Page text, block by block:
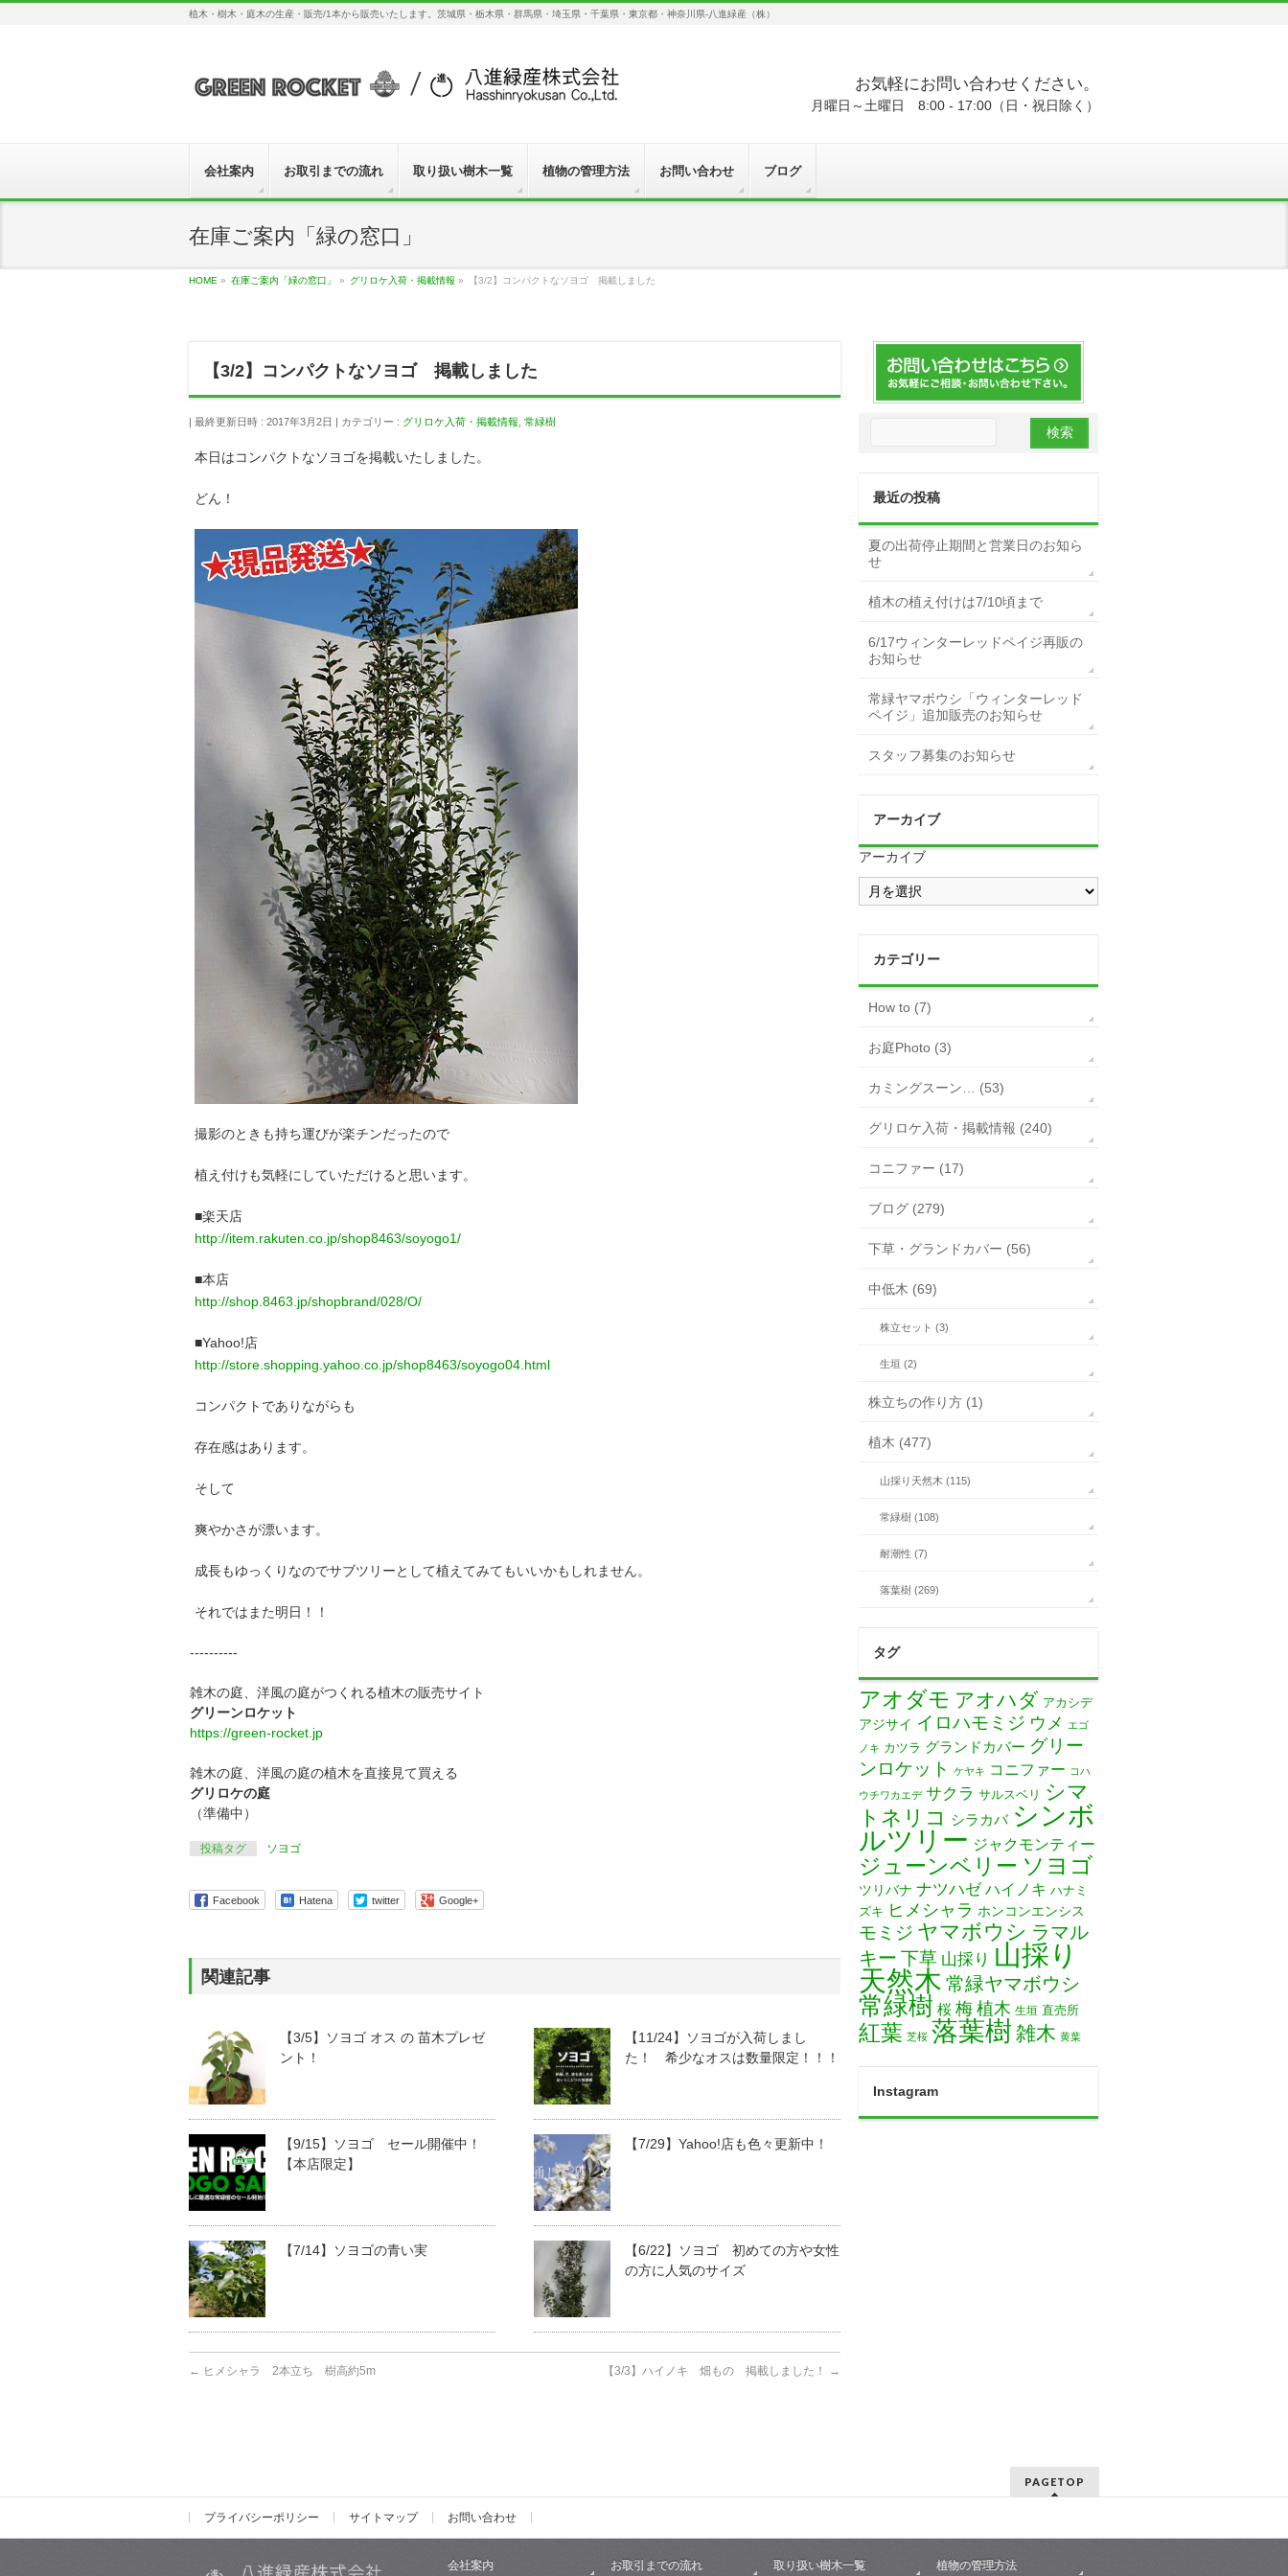
植木・樹木・庭木の生産・販売/1本から販売いたします。茨城県・栃木県・群馬県・埼玉県・千葉県・東京都・神奈川県-八進緑産（株）
お気軽にお問い合わせください。
月曜日～土曜日 8:00 - 17:00（日・祝日除く）
会社案内 お取引までの流れ 取り扱い樹木一覧 植物の管理方法 お問い合わせ ブログ
在庫ご案内「緑の窓口」
HOME » 在庫ご案内「緑の窓口」 » グリロケ入荷・掲載情報 » 【3/2】コンパクトなソヨゴ 掲載しました
【3/2】コンパクトなソヨゴ 掲載しました
最終更新日時 : 2017年3月2日 カテゴリー : グリロケ入荷・掲載情報 常緑樹
本日はコンパクトなソヨゴを掲載いたしました。
どん！
撮影のときも持ち運びが楽チンだったので
植え付けも気軽にしていただけると思います。
■楽天店
http://item.rakuten.co.jp/shop8463/soyogo1/
■本店
http://shop.8463.jp/shopbrand/028/O/
■Yahoo!店
http://store.shopping.yahoo.co.jp/shop8463/soyogo04.html
コンパクトでありながらも
存在感はあります。
そして
爽やかさが漂います。
成長もゆっくりなのでサブツリーとして植えてみてもいいかもしれません。
それではまた明日！！
----------
雑木の庭、洋風の庭がつくれる植木の販売サイト
グリーンロケット
https://green-rocket.jp
雑木の庭、洋風の庭の植木を直接見て買える
グリロケの庭
（準備中）
投稿タグ ソヨゴ
Facebook Hatena twitter Google+
関連記事
【3/5】ソヨゴ オス の 苗木プレゼ
ント！
【11/24】ソヨゴが入荷しまし
た！ 希少なオスは数量限定！！！
【9/15】ソヨゴ セール開催中！
【本店限定】
【7/29】Yahoo!店も色々更新中！
【7/14】ソヨゴの青い実
【6/22】ソヨゴ 初めての方や女性
の方に人気のサイズ
← ヒメシャラ 2本立ち 樹高約5m 【3/3】ハイノキ 畑もの 掲載しました！ →
最近の投稿
夏の出荷停止期間と営業日のお知ら
せ
植木の植え付けは7/10頃まで
6/17ウィンターレッドペイジ再販の
お知らせ
常緑ヤマボウシ「ウィンターレッド
ペイジ」追加販売のお知らせ
スタッフ募集のお知らせ
アーカイブ
アーカイブ
カテゴリー
How to (7)
お庭Photo (3)
カミングスーン… (53)
グリロケ入荷・掲載情報 (240)
コニファー (17)
ブログ (279)
下草・グランドカバー (56)
中低木 (69)
株立セット (3)
生垣 (2)
株立ちの作り方 (1)
植木 (477)
山採り天然木 (115)
常緑樹 (108)
耐潮性 (7)
落葉樹 (269)
タグ
アオダモ アオハダ アカシデ
アジサイ イロハモミジ ウメ
エゴ
ノキ カツラ グランドカバー グリー
ンロケット
ケヤキ コニファー コハ
ウチワカエデ サクラ サルスベリ シマ
トネリコ
シラカバ シンボ
ルツリー ジャクモンティー
ジューンベリー ソヨゴ
ツリバナ ナツハゼ ハイノキ ハナミ
ズキ ヒメシャラ ホンコンエンシス
モミジ ヤマボウシ ラマル
キー 下草 山採り 山採り
天然木 常緑ヤマボウシ
常緑樹 桜 梅 植木 生垣 直売所
紅葉 芝桜 落葉樹 雑木 黄葉
Instagram
PAGETOP
プライバシーポリシー サイトマップ お問い合わせ
会社案内 お取引までの流れ 取り扱い樹木一覧 植物の管理方法